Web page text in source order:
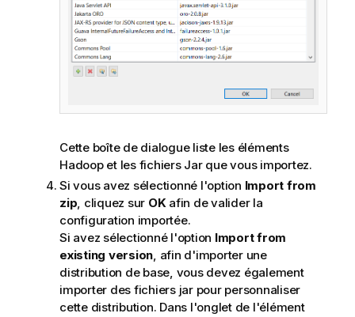
Cette boîte de dialogue liste les éléments
Hadoop et les fichiers Jar que vous importez.
Si vous avez sélectionné l'option Import from
zip , cliquez sur OK afin de valider la
configuration importée.
Si avez sélectionné l'option Import from
existing version , afin d'importer une
distribution de base, vous devez également
importer des fichiers jar pour personnaliser
cette distribution. Dans l'onglet de l'élément